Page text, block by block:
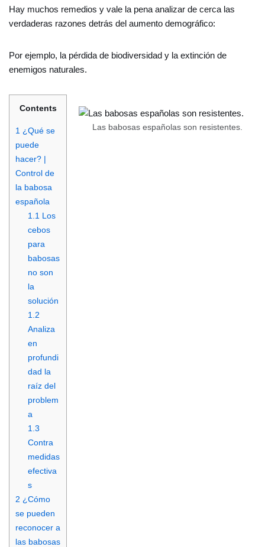
Hay muchos remedios y vale la pena analizar de cerca las
verdaderas razones detrás del aumento demográfico:
Por ejemplo, la pérdida de biodiversidad y la extinción de
enemigos naturales.
Las babosas españolas son resistentes.
Contents
1 ¿Qué se
puede
hacer? |
Control de
la babosa
española
1.1 Los
cebos
para
babosas
no son
la
solución
1.2
Analiza
en
profundi
dad la
raíz del
problem
a
1.3
Contra
medidas
efectiva
s
2 ¿Cómo
se pueden
reconocer a
las babosas